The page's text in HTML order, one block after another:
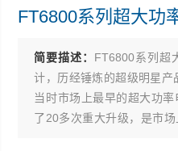
FT6800系列超大功
简要描述： FT6800系列超
计，历经锤炼的超级明星
当时市场上最早的超大功
了20多次重大升级，是市